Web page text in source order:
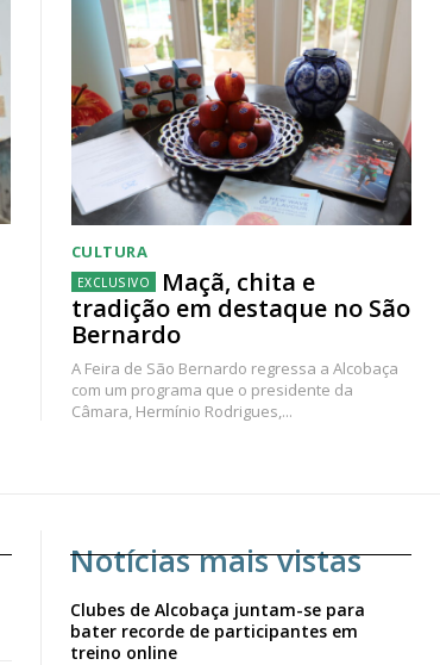
CULTURA
Maçã, chita e
tradição em destaque no São
Bernardo
A Feira de São Bernardo regressa a Alcobaça
com um programa que o presidente da
Câmara, Hermínio Rodrigues,...
Notícias mais vistas
Clubes de Alcobaça juntam-se para
bater recorde de participantes em
treino online